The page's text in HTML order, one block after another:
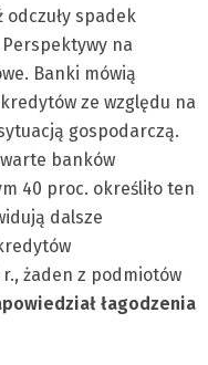
odczuły spadek
na
Banki mówią
ze względu na
gospodarczą.
banków
40 proc. określiło ten
dalsze
żaden z podmiotów
łagodzenia